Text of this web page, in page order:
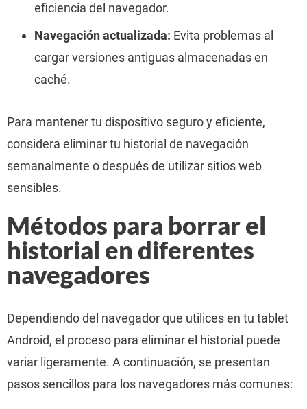
eficiencia del navegador.
Navegación actualizada: Evita problemas al
cargar versiones antiguas almacenadas en
caché.
Para mantener tu dispositivo seguro y eficiente,
considera eliminar tu historial de navegación
semanalmente o después de utilizar sitios web
sensibles.
Métodos para borrar el
historial en diferentes
navegadores
Dependiendo del navegador que utilices en tu tablet
Android, el proceso para eliminar el historial puede
variar ligeramente. A continuación, se presentan
pasos sencillos para los navegadores más comunes: